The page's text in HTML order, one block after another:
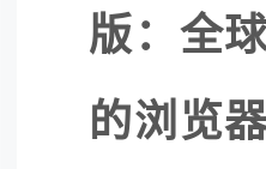
版：全
的浏览